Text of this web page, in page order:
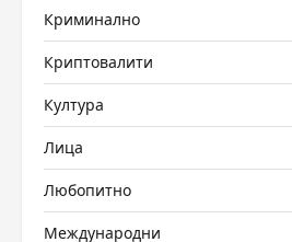
Криминално
Криптовалити
Култура
Лица
Любопитно
Международни